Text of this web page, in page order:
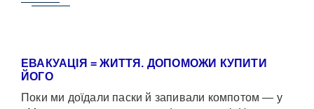
ЕВАКУАЦІЯ = ЖИТТЯ. ДОПОМОЖИ КУПИТИ
ЙОГО
Поки ми доїдали паски й запивали компотом — у